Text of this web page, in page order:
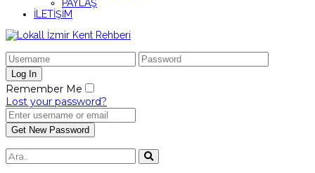
PAYLAŞ
İLETİŞİM
Remember Me
Lost your password?